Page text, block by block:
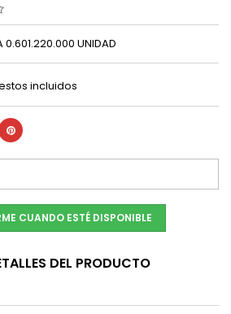
0.601.220.000 UNIDAD
incluidos
CUANDO ESTÉ DISPONIBLE
DEL PRODUCTO